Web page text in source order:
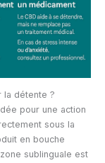
la détente ?
pour une action
sous la
en bouche
sublinguale est